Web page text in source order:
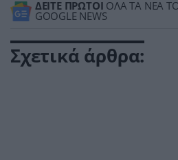
ΔΕΙΤΕ ΠΡΩΤΟΙ ΟΛΑ ΤΑ ΝΕΑ
GOOGLE NEWS
Σχετικά άρθρα: